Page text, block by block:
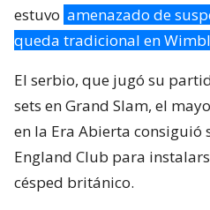
estuvo amenazado de
queda tradicional en
El serbio, que jugó su
sets en Grand Slam, el
en la Era Abierta consiguió
England Club para
césped británico.